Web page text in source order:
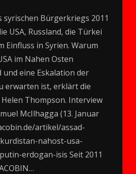
syrischen Bürgerkriegs 2011
USA, Russland, die Türkei
Einfluss in Syrien. Warum
im Nahen Osten
und eine Eskalation der
erwarten ist, erklärt die
Thompson. Interview
McIlhagga (13. Januar
artikel/assad-
nahost-usa-
erdogan-isis Seit 2011